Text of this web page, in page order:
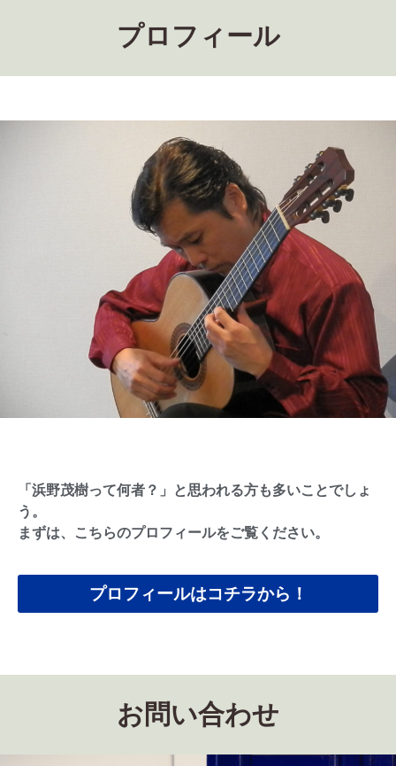
プロフィール
「浜野茂樹って何者？」と思われる方も多いことでしょ
う。
まずは、こちらのプロフィールをご覧ください。
プロフィールはコチラから！
お問い合わせ